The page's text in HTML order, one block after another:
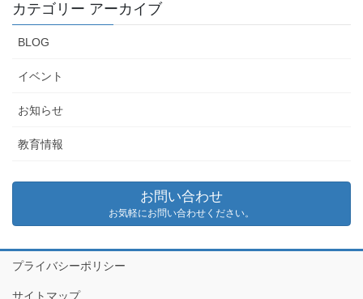
カテゴリー アーカイブ
BLOG
イベント
お知らせ
教育情報
お問い合わせ
お気軽にお問い合わせください。
プライバシーポリシー
サイトマップ